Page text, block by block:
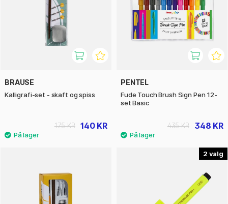
BRAUSE
Kalligrafi-set - skaft og spiss
140 KR
175 KR
PENTEL
Fude Touch Brush Sign Pen 12-
set Basic
348 KR
435 KR
2